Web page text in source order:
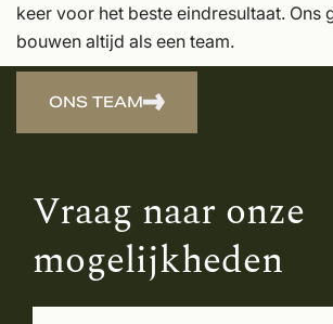
Vraag naar onze
mogelijkheden
keer voor het beste eindresultaat. Ons
bouwen altijd als een team.
ONS TEAM